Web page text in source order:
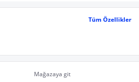
Tüm Özellikler
Mağazaya git